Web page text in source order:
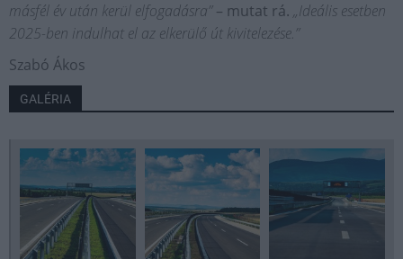
másfél év után kerül elfogadásra”– mutat rá. „Ideális esetben
2025-ben indulhat el az elkerülő út kivitelezése.”
Szabó Ákos
GALÉRIA